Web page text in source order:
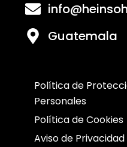
Guatemala
Política de
Personales
Política de Cookies
Aviso de Privacidad